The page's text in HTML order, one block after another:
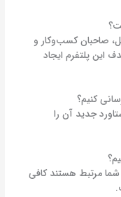
صاحبان کسب‌وکار و
این پلتفرم ایجاد
کنیم؟
هر دستاورد جدید آن را
مرتبط هستند کافی